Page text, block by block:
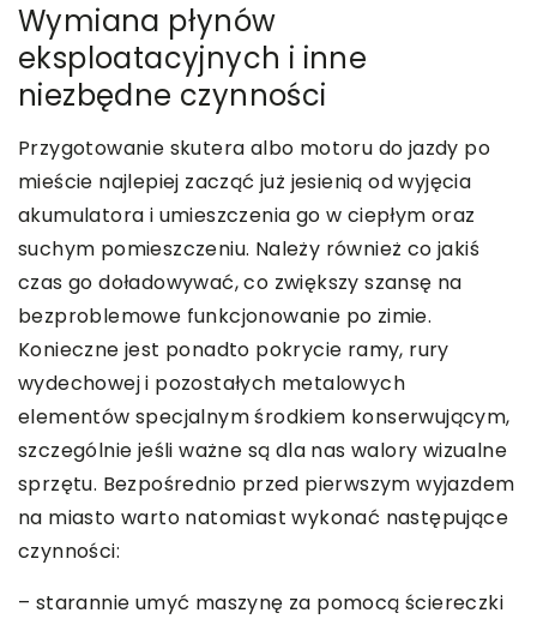
Wymiana płynów
eksploatacyjnych i inne
niezbędne czynności
Przygotowanie skutera albo motoru do jazdy po
mieście najlepiej zacząć już jesienią od wyjęcia
akumulatora i umieszczenia go w ciepłym oraz
suchym pomieszczeniu. Należy również co jakiś
czas go doładowywać, co zwiększy szansę na
bezproblemowe funkcjonowanie po zimie.
Konieczne jest ponadto pokrycie ramy, rury
wydechowej i pozostałych metalowych
elementów specjalnym środkiem konserwującym,
szczególnie jeśli ważne są dla nas walory wizualne
sprzętu. Bezpośrednio przed pierwszym wyjazdem
na miasto warto natomiast wykonać następujące
czynności:
– starannie umyć maszynę za pomocą ściereczki